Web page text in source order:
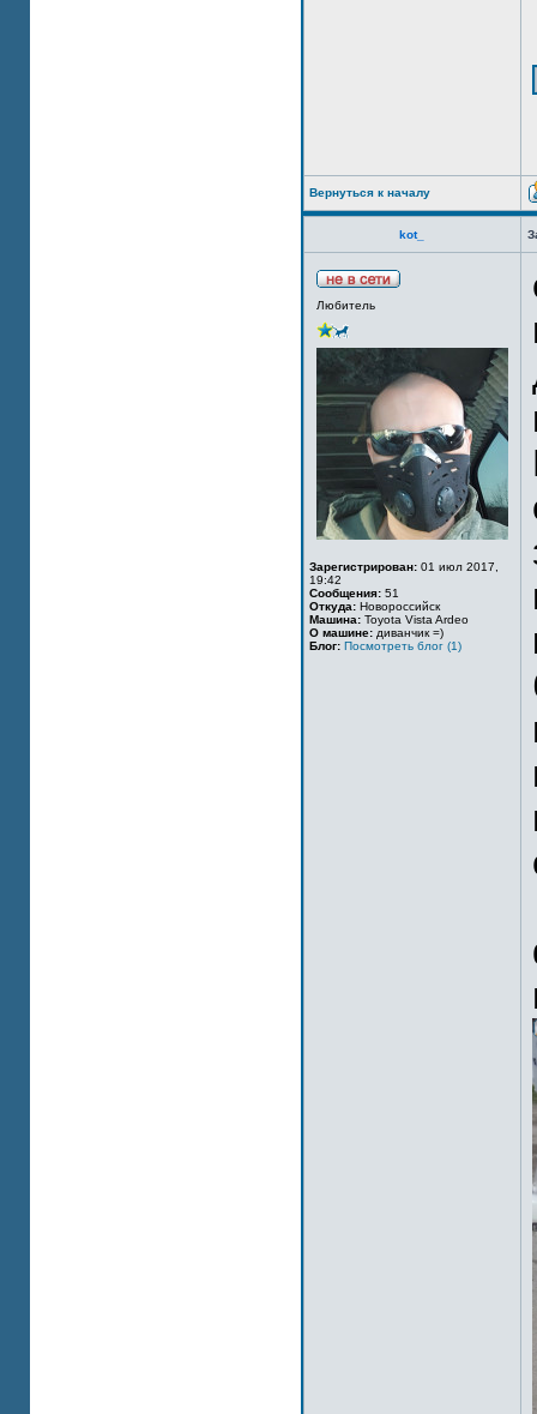
Вернуться к началу
kot_
Любитель
Зарегистрирован: 01 июл 2017,
19:42
Сообщения: 51
Откуда: Новороссийск
Машина: Toyota Vista Ardeo
О машине: диванчик =)
Блог: Посмотреть блог (1)